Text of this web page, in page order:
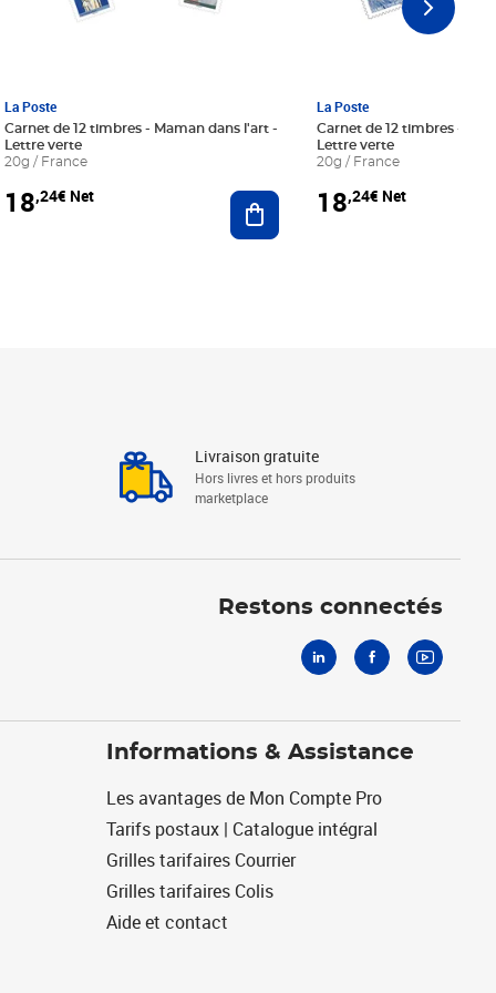
au panier
La Poste
Carnet de 12 timbres - Maman dans l'art -
Lettre verte
20g / France
18,24€ Net Ajouter au panier
La Poste
Carnet de 12 timbres - Le
Lettre verte
20g / France
18,24€ Net
Livraison gratuite
Hors livres et hors produits
marketplace
Restons connectés
Informations & Assistance
Les avantages de Mon Compte Pro
Tarifs postaux | Catalogue intégral
Grilles tarifaires Courrier
Grilles tarifaires Colis
Aide et contact